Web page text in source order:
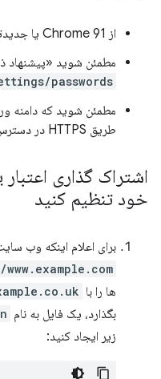
از Chrome 91 یا جدیدتر استفاده کنید.
مطمئن شوید «پیشنهاد
passwords
مطمئن شوید که دامنه
طریق HTTPS در دسترس است.
اشتراک گذاری
خود تنظیم کنید
برای اعلام اینکه وب
ها را با
بگذارد، یک فایل به نام
زیر ایجاد کنید: